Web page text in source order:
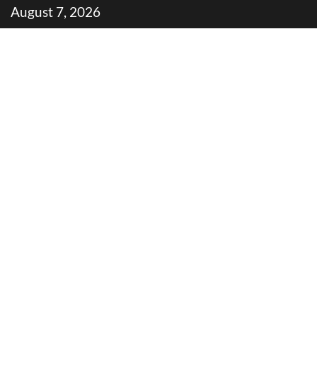
Skip
to
August 7, 2026